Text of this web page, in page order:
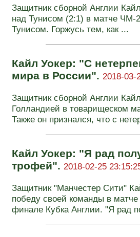
Защитник сборной Англии
над Тунисом (2:1) в матче ЧМ-
Тунисом. Горжусь тем, как ...
Кайл Уокер: "С
мира в России". 2018-03-
Защитник сборной Англии
Голландией в товарищеском
Также он признался, что с
Кайл Уокер: "Я рад
трофей". 2018-02-25
Защитник "Манчестер Сити"
победу своей команды в
финале Кубка Англии. "Я рад